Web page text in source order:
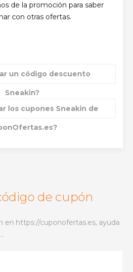
de la promoción para saber
con otras ofertas.
un código descuento
Sneakin?
los cupones Sneakin de
de cupón
en https://cuponofertas.es, ayuda